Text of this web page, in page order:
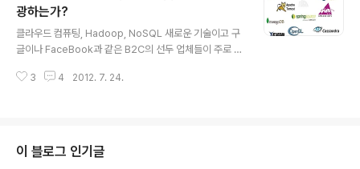
솔루션에 대한 적용 시나리오를 찾는데 도움을 주기 위해
서 작성되었다.' 검색엔진의 일반적인 구조구글은 기본적으
로 검색 서비스를 바탕으로 유입자를 통한 광고 수입을 주
서비스등 많은 서비스들을 가지고는 있지만, 아무래도 그
광하는가?
클라우드 컴퓨팅, Hadoop, NoSQL 새로운 기술이고 구
글이나 FaceBook과 같은 B2C의 선두 업체들이 주로 사
가?재미는 있고, 쓸모는 있는 기술이다. 그런데 필요가 있
겠지만, 주로 대용량 데이타를 분석하기 위해서 사용된다.
이런 형태의 데이타 분석은 이미 OLAP이나 BI형태로 솔
3 4 2012. 7. 24.
이 블로그 인기글